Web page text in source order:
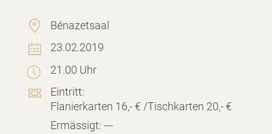
Bénazetsaal
23.02.2019
21.00 Uhr
Eintritt:
Flanierkarten 16,- € /Tischkarten 20,- €
Ermässigt: ---